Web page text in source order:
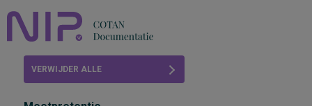
VERWIJDER ALLE